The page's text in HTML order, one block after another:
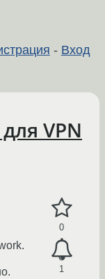
- Вход
VPN
0
1